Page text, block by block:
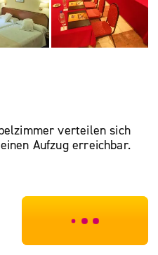
verteilen sich
Aufzug erreichbar.
***************